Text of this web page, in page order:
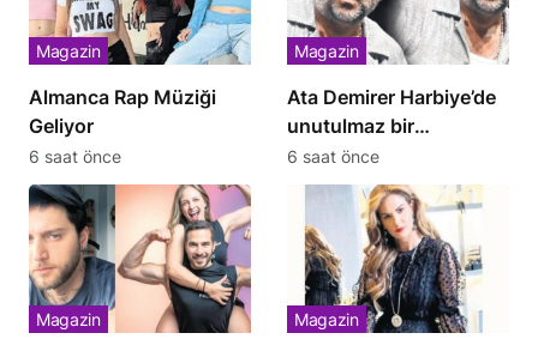
Almanca Rap Müziği
Geliyor
Magazin
6 saat önce
Ata Demirer Harbiye’de
unutulmaz bir
performans sergiledi
Magazin
6 saat önce
Magazin Magazin